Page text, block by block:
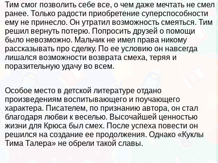
Тим смог позволить себе все, о чем даже мечтать не смел
ранее. Только радости приобретение суперспособности
ему не принесло. Он утратил возможность смеяться. Тим
решил вернуть потерю. Попросить друзей о помощи
было невозможно. Мальчик не имел права никому
рассказывать про сделку. По ее условию он навсегда
лишался возможности возврата смеха, теряя и
поразительную удачу во всем.
Особое место в детской литературе отдано
произведениям воспитывающего и поучающего
хаpaктера. Писателем, по признанию автора, он стал
благодаря любви к веселью. Высочайшей ценностью
жизни для Крюса был смех. После успеха повести он
решился на создание ее продолжения. Однако «Куклы
Тима Талера» не обрели такой славы.